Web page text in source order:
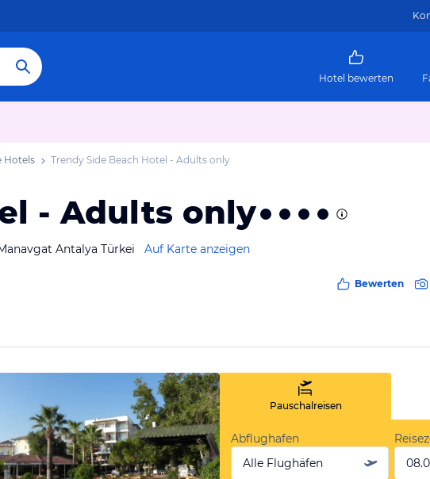
Hotel bewerten
Hotels Trendy Side Beach Hotel - Adults only
- Adults only
Antalya Türkei Auf Karte anzeigen
Bewerten
Pauschalreisen
Abflughafen
Alle Flughäfen